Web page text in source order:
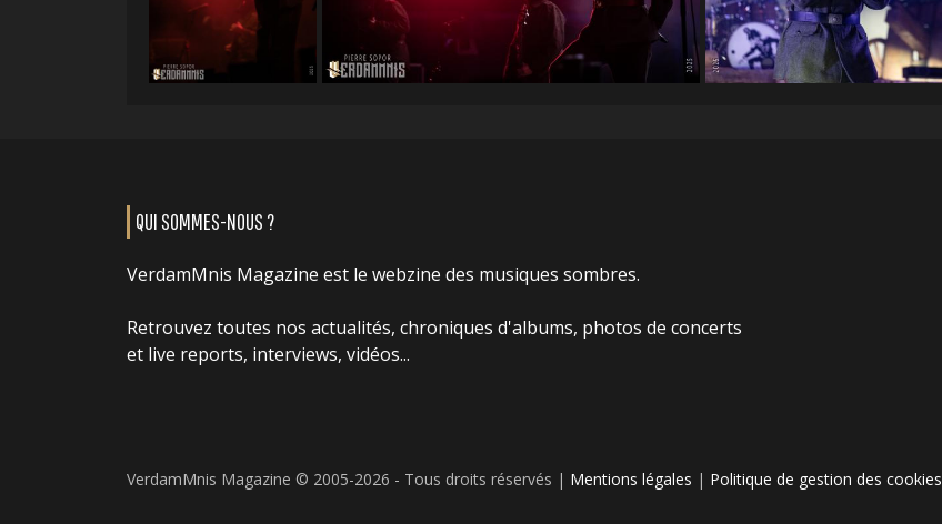
QUI SOMMES-NOUS ?
VerdamMnis Magazine est le webzine des musiques sombres.
Retrouvez toutes nos actualités, chroniques d'albums, photos de concerts
et live reports, interviews, vidéos...
VerdamMnis Magazine © 2005-2026 - Tous droits réservés | Mentions légales | Politique de gestion des cookies